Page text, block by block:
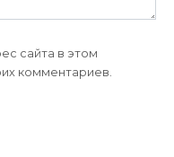
сайта в этом
комментариев.